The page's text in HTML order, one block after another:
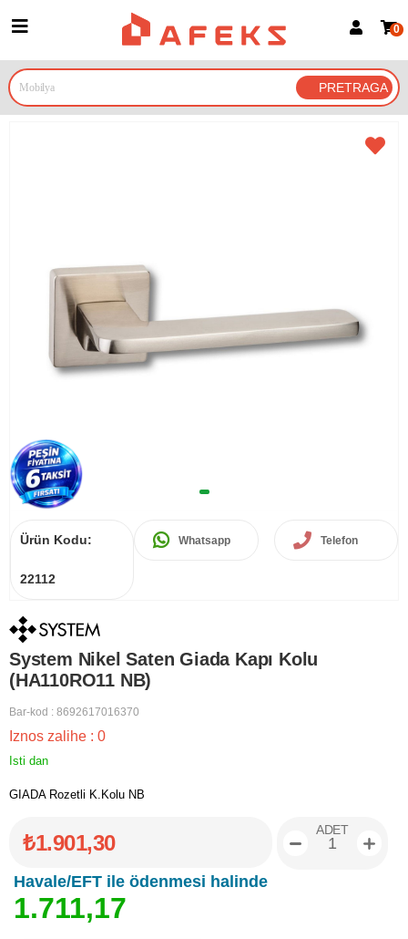
Prijava za članove
Prijavite se Google nalogom
0
Ürün Kodu:
22112
Whatsapp Telefon
System Nikel Saten Giada Kapı Kolu
(HA110RO11 NB)
Bar-kod : 8692617016370
Iznos zalihe : 0
Isti dan
GIADA Rozetli K.Kolu NB
₺1.901,30
Havale/EFT ile ödenmesi halinde
1.711,17
ADET